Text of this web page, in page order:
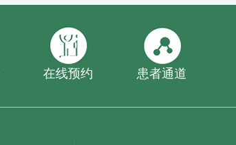
在线预约 患者通道